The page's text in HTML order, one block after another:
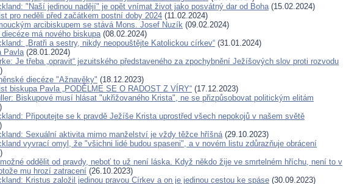
"Naší jedinou nadějí" je opět vnímat život jako posvátný dar od Boha(15.02.2024)
pro neděli před začátkem postní doby 2024 (11.02.2024)
arcibiskupem se stává Mons. Josef Nuzík (09.02.2024)
diecéze má nového biskupa(08.02.2024)
„Bratři a sestry, nikdy neopouštějte Katolickou církev“ (31.01.2024)
Pavla(28.01.2024)
Je třeba „opravit“ jezuitského představeného za zpochybnění Ježíšových slov proti rozvodu
diecéze "Ažnavěky" (18.12.2023)
biskupa Pavla „PODĚLME SE O RADOST Z VÍRY“ (17.12.2023)
Biskupové musí hlásat "ukřižovaného Krista", ne se přizpůsobovat politickým elitám
Připoutejte se k pravdě Ježíše Krista uprostřed všech nepokojů v našem světě
Sexuální aktivita mimo manželství je vždy těžce hříšná(29.10.2023)
vyvrací omyl, že "všichni lidé budou spaseni", a v novém listu zdůrazňuje obrácení
oddělit od pravdy, neboť to už není láska. Když někdo žije ve smrtelném hříchu, není to v
mu hrozí zatracení (26.10.2023)
Kristus založil jedinou pravou Církev a on je jedinou cestou ke spáse (30.09.2023)